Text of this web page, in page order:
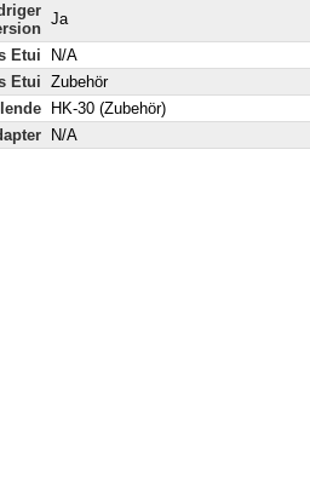
Ja
Etui
N/A
Etui Zubehör
HK-30 (Zubehör)
N/A